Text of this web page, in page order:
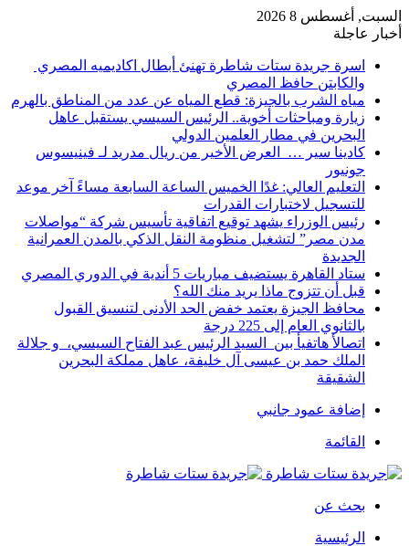
السبت, أغسطس 8 2026
أخبار عاجلة
اسرة جريدة ستات شاطرة تهنئ أبطال اكاديميه المصري
والكابتن حافظ المصري
مياه الشرب بالجيزة: قطع المياه عن عدد من المناطق بالهرم
زيارة ومباحثات أخوية.. الرئيس السيسي يستقبل عاهل
البحرين في مطار العلمين الدولي
كادينا سير … العرض الأخير من ريال مدريد لـ فينيسوس
جونيور
التعليم العالي: غدًا الخميس الساعة السابعة مساءً آخر موعد
للتسجيل لاختبارات القدرات
رئيس الوزراء يشهد توقيع اتفاقية تأسيس شركة “مواصلات
مدن مصر” لتشغيل منظومة النقل الذكي بالمدن العمرانية
الجديدة
ستاد القاهرة يستضيف مباريات 5 أندية في الدوري المصري
قبل أن تتزوج ماذا يريد منك الله؟
محافظ الجيزة يعتمد خفض الحد الأدنى لتنسيق القبول
بالثانوي العام إلى 225 درجة
اتصالأ هاتفيأ بين السيد الرئيس عبد الفتاح السيسي، و جلالة
الملك حمد بن عيسى آل خليفة، عاهل مملكة البحرين
الشقيقة
إضافة عمود جانبي
القائمة
بحث عن
الرئيسية